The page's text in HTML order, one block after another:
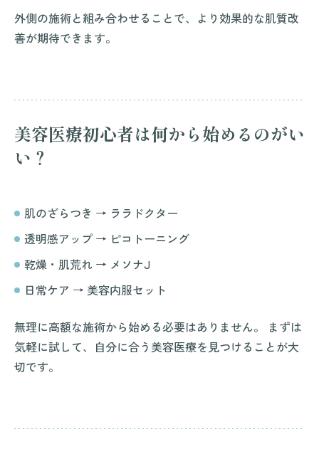
外側の施術と組み合わせることで、より効果的な肌質改
善が期待できます。
美容医療初心者は何から始めるのがい
い？
肌のざらつき → ララドクター
透明感アップ → ピコトーニング
乾燥・肌荒れ → メソナJ
日常ケア → 美容内服セット
無理に高額な施術から始める必要はありません。 まずは
気軽に試して、自分に合う美容医療を見つけることが大
切です。